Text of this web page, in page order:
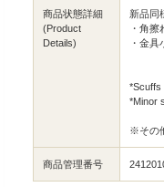
商品状態詳細
(Product
Details)
新品同
・角擦
・金具
*Scuffs
*Minor
※その
商品管理番号